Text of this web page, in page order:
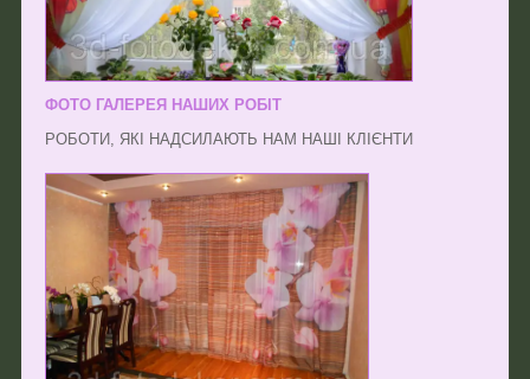
ФОТО ГАЛЕРЕЯ НАШИХ РОБІТ
РОБОТИ, ЯКІ НАДСИЛАЮТЬ НАМ НАШІ КЛІЄНТИ